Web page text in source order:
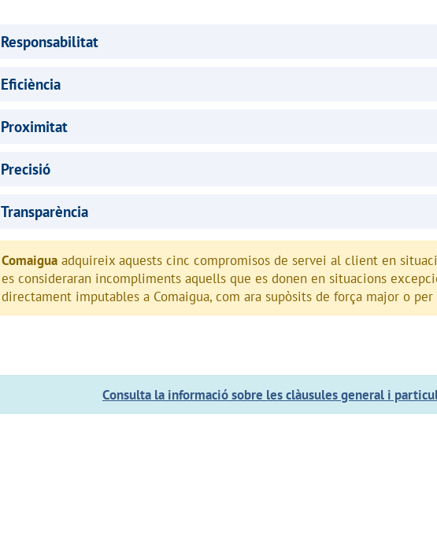
Responsabilitat
Eficiència
Proximitat
Precisió
Transparència
Comaigua adquireix aquests cinc compromisos de servei al client en
es consideraran incompliments aquells que es donen en situacions
directament imputables a Comaigua, com ara supòsits de força major o
Consulta la informació sobre les clàusules general i